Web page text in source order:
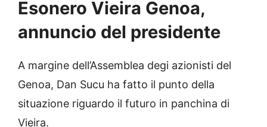
Esonero Vieira Genoa,
annuncio del presidente
A margine dell’Assemblea degi azionisti del
Genoa, Dan Sucu ha fatto il punto della
situazione riguardo il futuro in panchina di
Vieira.